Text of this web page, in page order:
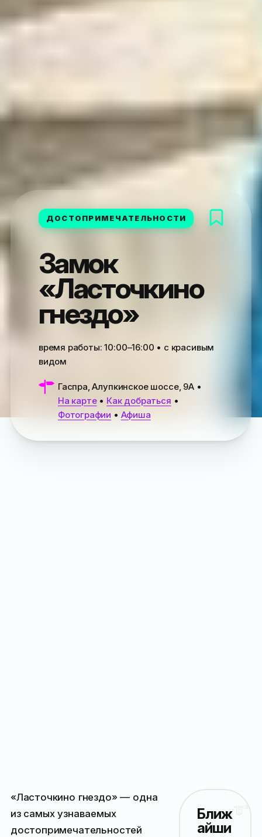
ДОСТОПРИМЕЧАТЕЛЬНОСТИ
Замок
«Ласточкино
гнездо»
время работы:10:00–16:00 • с красивым
видом
Гаспра, Алупкинское шоссе, 9А•
На карте• Как добраться •
Фотографии • Афиша
«Ласточкино гнездо» — одна
из самых узнаваемых
достопримечательностей
Ближ
айши